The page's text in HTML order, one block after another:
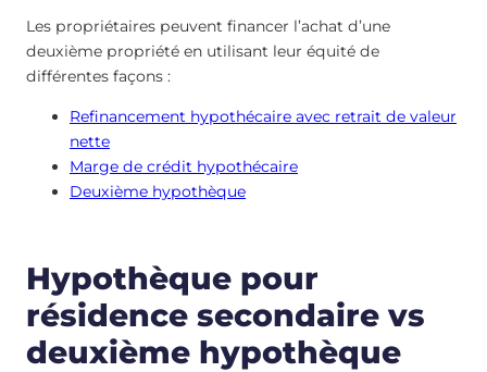
Les propriétaires peuvent financer l’achat d’une
deuxième propriété en utilisant leur équité de
différentes façons :
Refinancement hypothécaire avec retrait de valeur
nette
Marge de crédit hypothécaire
Deuxième hypothèque
Hypothèque pour
résidence secondaire vs
deuxième hypothèque